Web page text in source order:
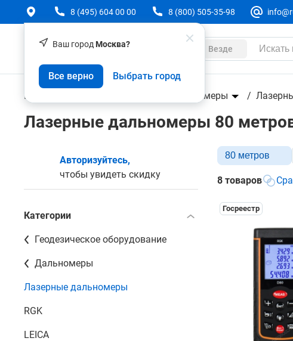
Ваш город Москва?
Все верно Выбрать город
8 (495) 604 00 00 8 (800) 505-35-98
Везде
Геодезическое оборудование Дальномеры
Лазерные дальномеры 80
Авторизуйтесь,
чтобы увидеть скидку
Категории
Геодезическое оборудование
Дальномеры
Лазерные дальномеры
RGK
LEICA
80 метров
8 товаров
Госреестр